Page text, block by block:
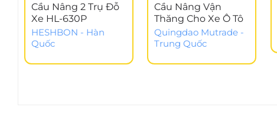
Cầu Nâng 2 Trụ Đỗ
Xe HL-630P
HESHBON - Hàn
Quốc
Cầu Nâng Vận
Thăng Cho Xe Ô Tô
Quingdao Mutrade -
Trung Quốc